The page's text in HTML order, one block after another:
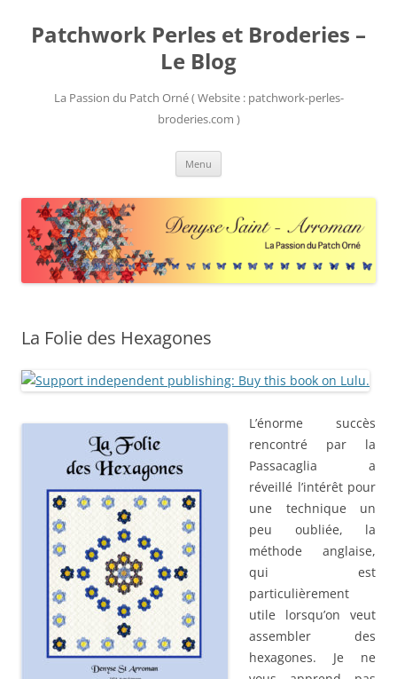
Patchwork Perles et Broderies –
Le Blog
La Passion du Patch Orné ( Website : patchwork-perles-
broderies.com )
Menu
La Folie des Hexagones
L’énorme succès
rencontré par la
Passacaglia a
réveillé l’intérêt pour
une technique un
peu oubliée, la
méthode anglaise,
qui est
particulièrement
utile lorsqu’on veut
assembler des
hexagones. Je ne